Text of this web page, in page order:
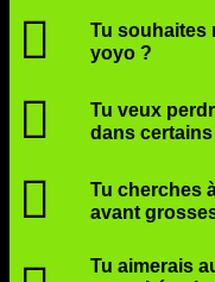
Tu souhaites
yoyo ?
Tu veux
dans
Tu cherches
avant
Tu aimerais